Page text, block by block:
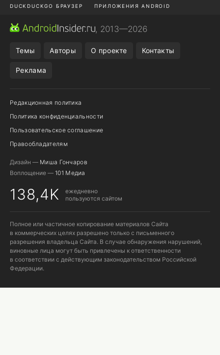
DUCKDUCKGO БРАУЗЕР ПРИЛОЖЕНИЯ ANDROID
CHROME БРАУЗЕР
, 2013—2026
Темы Авторы О проекте Контакты
Реклама
Редакционная политика
Политика конфиденциальности
Пользовательское соглашение
Правообладателям
Дизайн — Миша Гончаров
Воплощение — 101 Медиа
138,4K
ежедневно
пользуются сайтом
Полное или частичное копирование материалов Сайта
в коммерческих целях разрешено только с письменного
разрешения владельца Сайта. В случае обнаружения нарушений,
виновные лица могут быть привлечены к ответственности
в соответствии с действующим законодательством Российской
Федерации.